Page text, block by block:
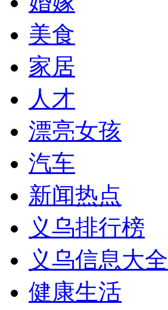
美食
家居
人才
漂亮女孩
汽车
新闻热点
义乌排行榜
义乌信息大全
健康生活